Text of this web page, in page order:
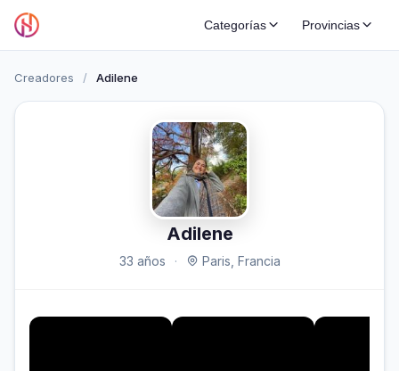
Categorías Provincias
Creadores / Adilene
Adilene
33 años · Paris, Francia